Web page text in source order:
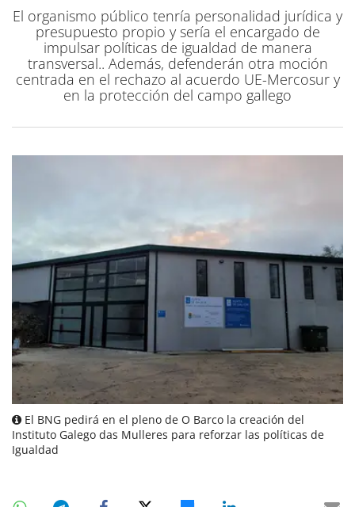
El organismo público tenría personalidad jurídica y
presupuesto propio y sería el encargado de
impulsar políticas de igualdad de manera
transversal.. Además, defenderán otra moción
centrada en el rechazo al acuerdo UE-Mercosur y
en la protección del campo gallego
El BNG pedirá en el pleno de O Barco la creación del
Instituto Galego das Mulleres para reforzar las políticas de
Igualdad